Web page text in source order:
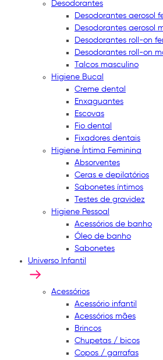
Desodorantes
Desodorantes aerosol
Desodorantes aerosol
Desodorantes roll-on
Desodorantes roll-on
Talcos masculino
Higiene Bucal
Creme dental
Enxaguantes
Escovas
Fio dental
Fixadores dentais
Higiene Íntima Feminina
Absorventes
Ceras e depilatórios
Sabonetes íntimos
Testes de gravidez
Higiene Pessoal
Acessórios de banho
Óleo de banho
Sabonetes
Universo Infantil
Acessórios
Acessório infantil
Acessórios mães
Brincos
Chupetas / bicos
Copos / garrafas